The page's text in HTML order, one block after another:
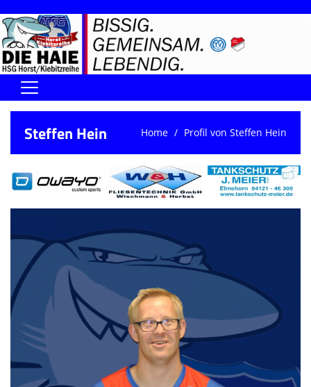
Home
Handball-Förderverein der Haie
UNSERE SPORTHALLEN
Training & Termine
DIENSTE (SR/KG/VK)
Die SpecialHaie
Teams
Trainer
Steffen Hein Home Profil von Steffen Hein